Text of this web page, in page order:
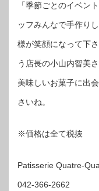
「季節ごとのイベン
ッフみんなで手作り
様が笑顔になって下
う店長の小山内智美さ
美味しいお菓子に出
さいね。
※価格は全て税抜
Patisserie Quatre-
042-366-2662